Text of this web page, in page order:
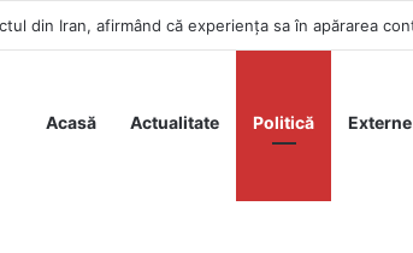
Acasă Actualitate Politică Externe